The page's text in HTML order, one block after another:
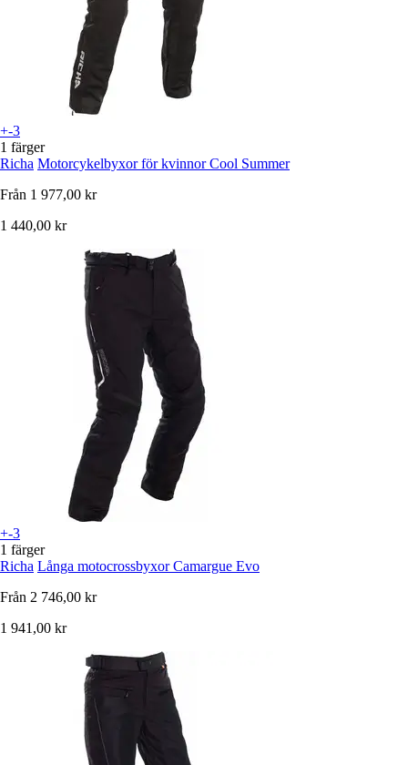
+-3
1 färger
Richa Motorcykelbyxor för kvinnor Cool Summer
Från 1 977,00 kr
1 440,00 kr
+-3
1 färger
Richa Långa motocrossbyxor Camargue Evo
Från 2 746,00 kr
1 941,00 kr